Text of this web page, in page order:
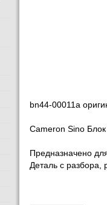
bn44-00011a
Cameron Sino
Предназначено
Деталь с разбора,